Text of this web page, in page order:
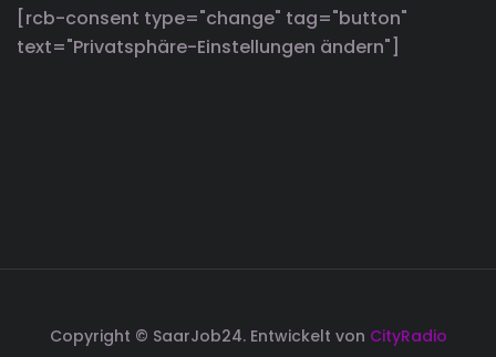
[rcb-consent type="change" tag="button"
text="Privatsphäre-Einstellungen ändern"]
Copyright © SaarJob24. Entwickelt von CityRadio